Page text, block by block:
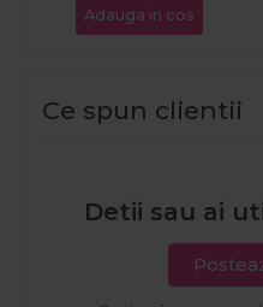
Adauga in cos
Ce spun clientii
Detii sau ai